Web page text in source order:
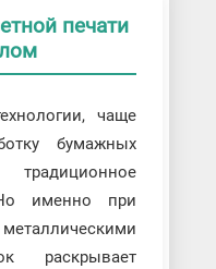
печати
чаще
бумажных
именно при
раскрывает